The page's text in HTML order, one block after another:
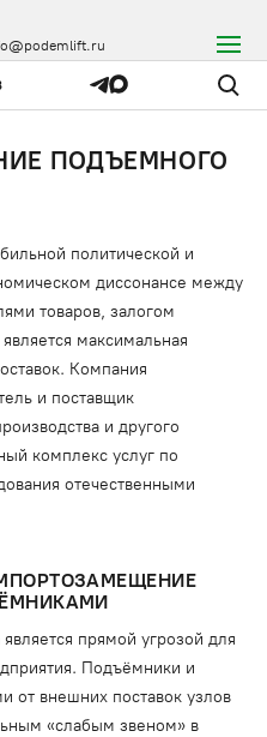
ПОДЪЕМНОГО
политической и
диссонансе между
товаров, залогом
максимальная
Компания
и поставщик
и другого
комплекс услуг по
отечественными
прямой угрозой для
Подъёмники и
от внешних поставок узлов
«слабым звеном» в